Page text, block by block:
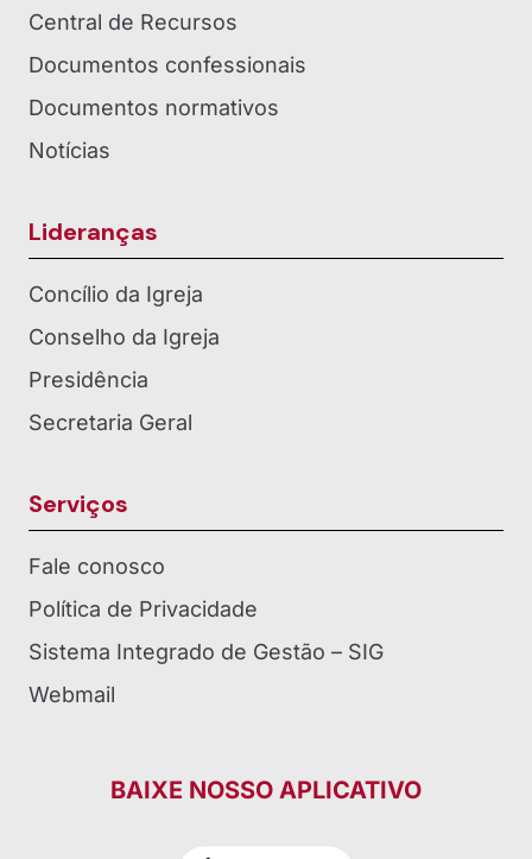
Central de Recursos
Documentos confessionais
Documentos normativos
Notícias
Lideranças
Concílio da Igreja
Conselho da Igreja
Presidência
Secretaria Geral
Serviços
Fale conosco
Política de Privacidade
Sistema Integrado de Gestão – SIG
Webmail
BAIXE NOSSO APLICATIVO